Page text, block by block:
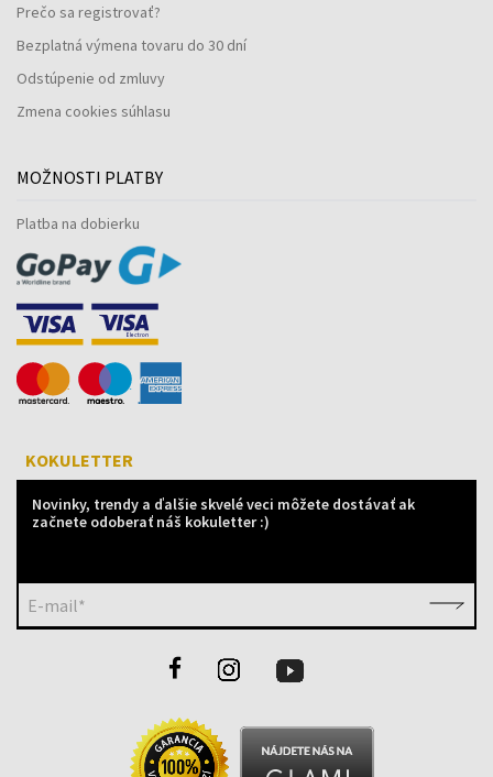
Prečo sa registrovať?
Bezplatná výmena tovaru do 30 dní
Odstúpenie od zmluvy
Zmena cookies súhlasu
MOŽNOSTI PLATBY
Platba na dobierku
KOKULETTER
Novinky, trendy a ďalšie skvelé veci môžete dostávať ak
začnete odoberať náš kokuletter :)
E-mail*